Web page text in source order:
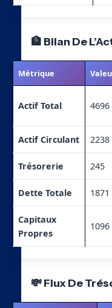
🏦 Bilan De
Métrique
Actif Total 4696
Actif Circulant 2238
Trésorerie 245
Dette Totale 1871
Capitaux
Propres
1096
💸 Flux De